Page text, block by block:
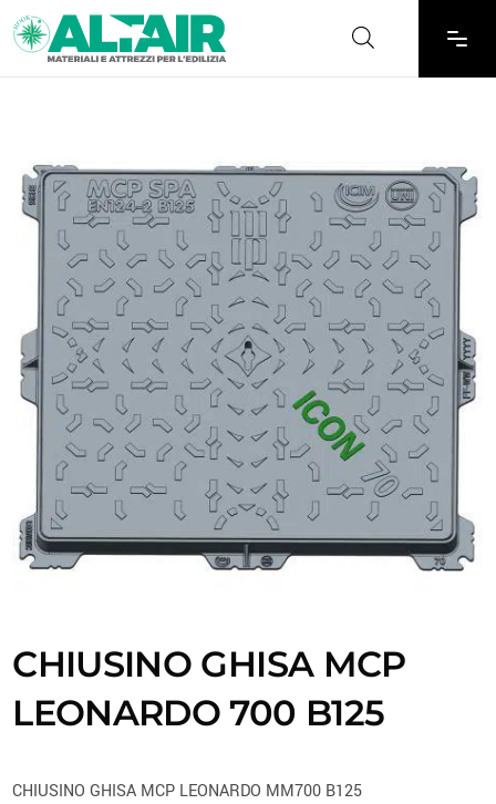
CHIUSINO GHISA MCP
LEONARDO 700 B125
CHIUSINO GHISA MCP LEONARDO MM700 B125